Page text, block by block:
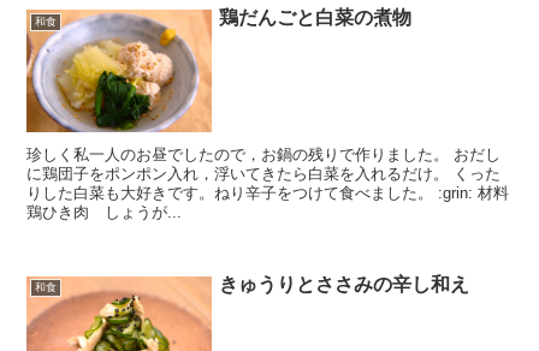
和食 鶏だんごと白菜の煮物
珍しく私一人のお昼でしたので，お鍋の残りで作りました。 おだし
に鶏団子をポンポン入れ，浮いてきたら白菜を入れるだけ。 くった
りした白菜も大好きです。ねり辛子をつけて食べました。 :grin: 材料
鶏ひき肉 しょうが...
和食 きゅうりとささみの辛し和え